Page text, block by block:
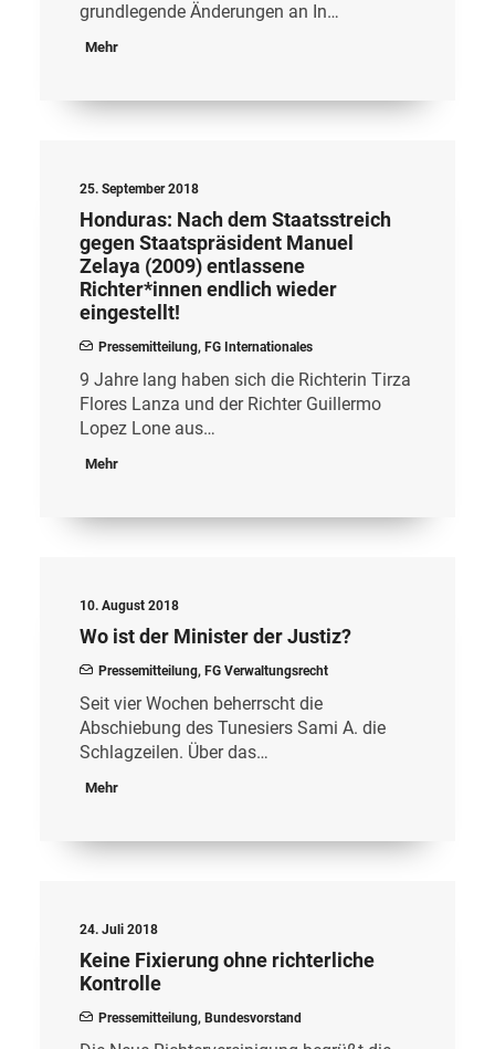
grundlegende Änderungen an In…
Mehr
25. September 2018
Honduras: Nach dem Staatsstreich
gegen Staatspräsident Manuel
Zelaya (2009) entlassene
Richter*innen endlich wieder
eingestellt!
Pressemitteilung, FG Internationales
9 Jahre lang haben sich die Richterin Tirza
Flores Lanza und der Richter Guillermo
Lopez Lone aus…
Mehr
10. August 2018
Wo ist der Minister der Justiz?
Pressemitteilung, FG Verwaltungsrecht
Seit vier Wochen beherrscht die
Abschiebung des Tunesiers Sami A. die
Schlagzeilen. Über das…
Mehr
24. Juli 2018
Keine Fixierung ohne richterliche
Kontrolle
Pressemitteilung, Bundesvorstand